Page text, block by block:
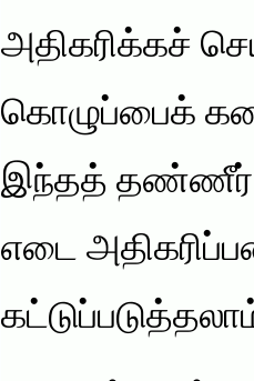
அதிகரிக்கச்
கொழுப்பைக்
இந்தத் தண்ணீர்
எடை